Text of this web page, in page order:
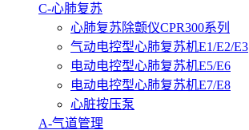
C-心肺复苏
心肺复苏除颤仪CPR300系列
气动电控型心肺复苏机E1/E2/E3
电动电控型心肺复苏机E5/E6
电动电控型心肺复苏机E7/E8
心脏按压泵
A-气道管理